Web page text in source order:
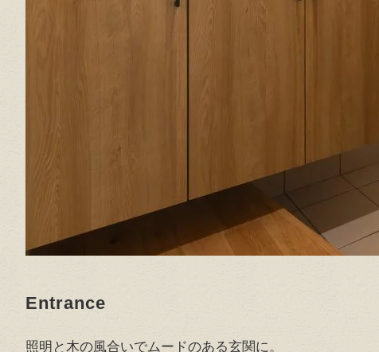
Entrance
照明と木の風合いでムードのある玄関に。